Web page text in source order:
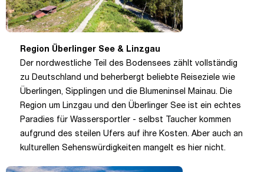
Region Überlinger See & Linzgau
Der nordwestliche Teil des Bodensees zählt vollständig
zu Deutschland und beherbergt beliebte Reiseziele wie
Überlingen, Sipplingen und die Blumeninsel Mainau. Die
Region um Linzgau und den Überlinger See ist ein echtes
Paradies für Wassersportler - selbst Taucher kommen
aufgrund des steilen Ufers auf ihre Kosten. Aber auch an
kulturellen Sehenswürdigkeiten mangelt es hier nicht.